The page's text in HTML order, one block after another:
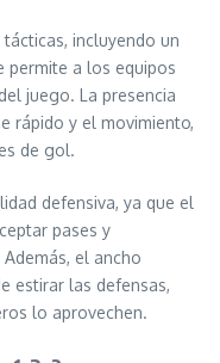
incluyendo un
permite a los equipos
juego. La presencia
rápido y el movimiento,
de gol.
defensiva, ya que el
pases y
el ancho
estirar las defensas,
lo aprovechen.